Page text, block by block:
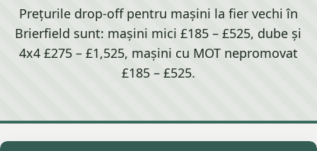
Prețurile drop-off pentru mașini la fier vechi în
Brierfield sunt: mașini mici £185 – £525, dube și
4x4 £275 – £1,525, mașini cu MOT nepromovat
£185 – £525.